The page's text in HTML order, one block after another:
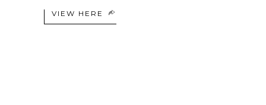
VIEW HERE